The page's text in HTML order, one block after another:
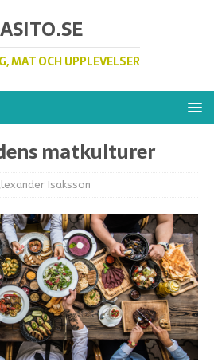
MAT OCH UPPLEVELSER
matkulturer
Isaksson